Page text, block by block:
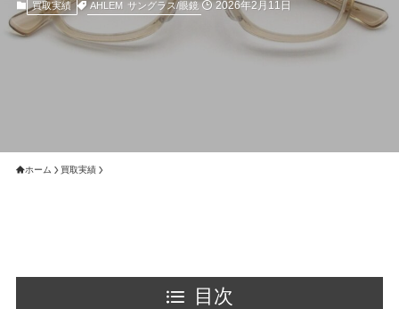
買取実績 AHLEM サングラス/眼鏡 2026年2月11日
ホーム 買取実績
目次